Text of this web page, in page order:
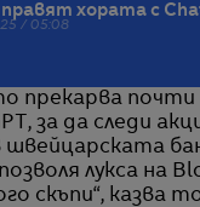
правят хората с
/ 05:08
прекарва почти
за да следи
лукса на
скъпи“, казва